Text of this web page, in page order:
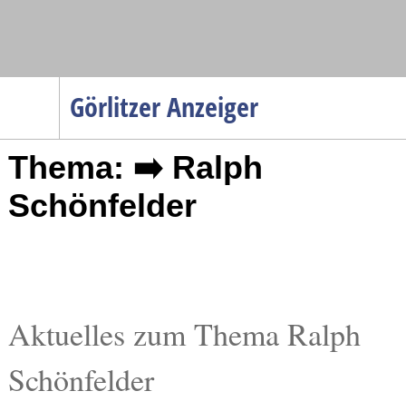
Görlitzer Anzeiger
Menüpunkte
Startseite
Gesellschaft
Gesundheit
Kultur
Thema: ➡️ Ralph
Schönfelder
Aktuelles zum Thema Ralph
Schönfelder